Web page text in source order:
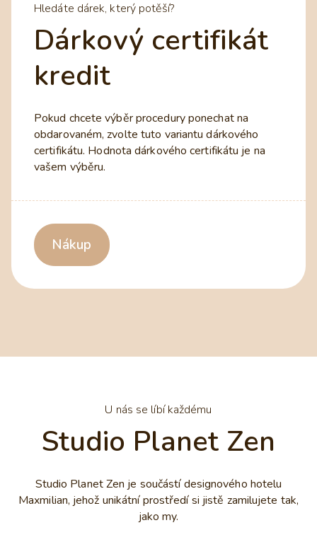
Hledáte dárek, který potěší?
Dárkový certifikát
kredit
Pokud chcete výběr procedury ponechat na
obdarovaném, zvolte tuto variantu dárkového
certifikátu. Hodnota dárkového certifikátu je na
vašem výběru.
Nákup
U nás se líbí každému
Studio Planet Zen
Studio Planet Zen je součástí designového hotelu
Maxmilian, jehož unikátní prostředí si jistě zamilujete tak,
jako my.